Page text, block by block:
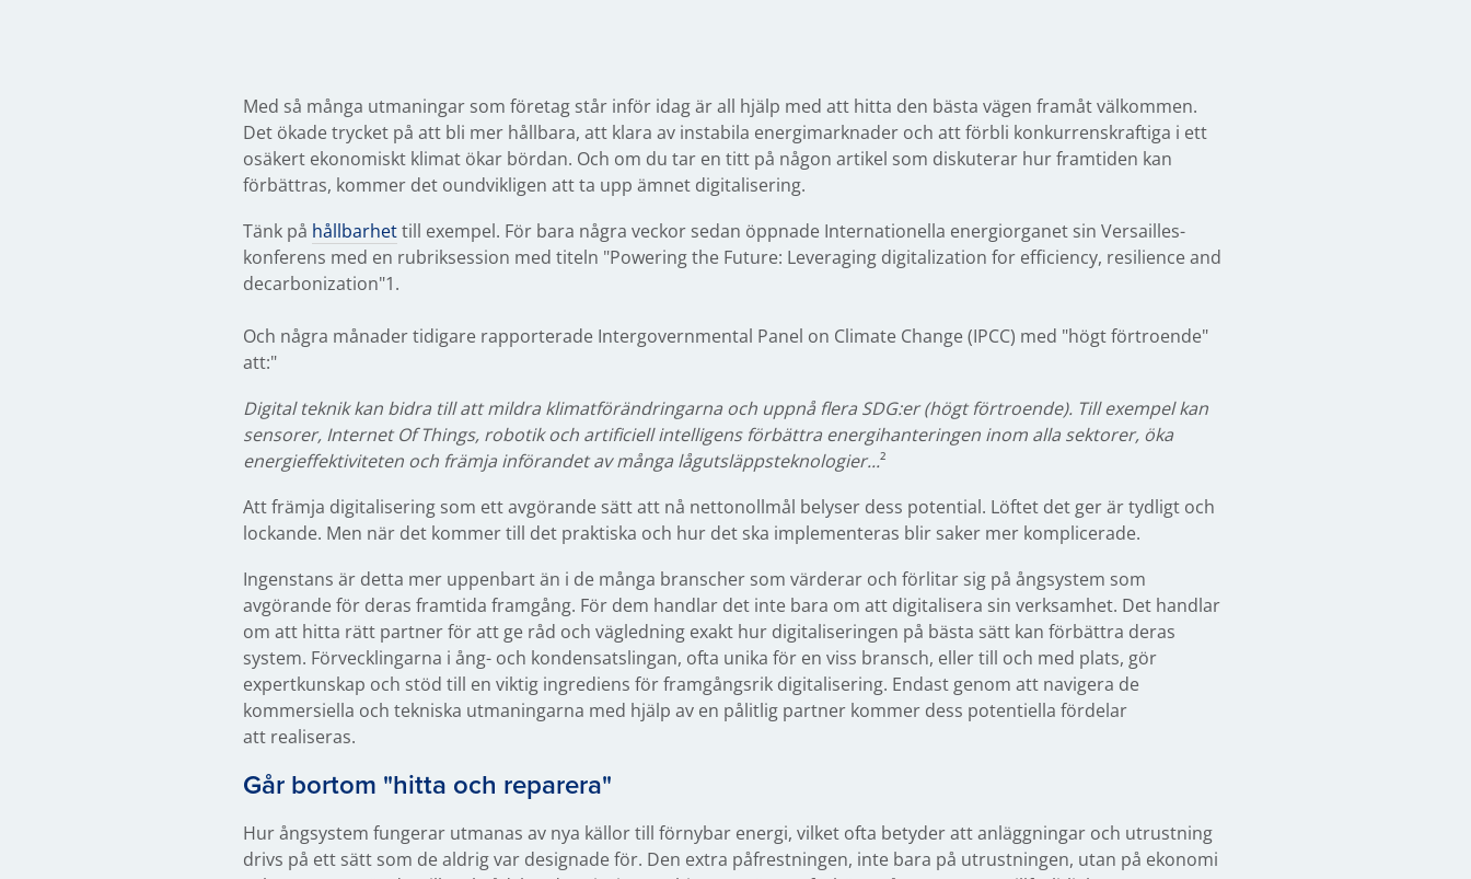
Med så många utmaningar som företag står inför idag är all hjälp med att hitta den bästa vägen framåt välkommen.
Det ökade trycket på att bli mer hållbara, att klara av instabila energimarknader och att förbli konkurrenskraftiga i ett
osäkert ekonomiskt klimat ökar bördan. Och om du tar en titt på någon artikel som diskuterar hur framtiden kan
förbättras, kommer det oundvikligen att ta upp ämnet digitalisering.
Tänk på hållbarhettill exempel. För bara några veckor sedan öppnade Internationella energiorganet sin Versailles-
konferens med en rubriksession med titeln "Powering the Future: Leveraging digitalization for efficiency, resilience and
decarbonization"1.
Och några månader tidigare rapporterade Intergovernmental Panel on Climate Change (IPCC) med "högt förtroende"
att:"
Digital teknik kan bidra till att mildra klimatförändringarna och uppnå flera SDG:er (högt förtroende). Till exempel kan
sensorer, Internet Of Things, robotik och artificiell intelligens förbättra energihanteringen inom alla sektorer, öka
energieffektiviteten och främja införandet av många lågutsläppsteknologier...²
Att främja digitalisering som ett avgörande sätt att nå nettonollmål belyser dess potential. Löftet det ger är tydligt och
lockande. Men när det kommer till det praktiska och hur det ska implementeras blir saker mer komplicerade.
Ingenstans är detta mer uppenbart än i de många branscher som värderar och förlitar sig på ångsystem som
avgörande för deras framtida framgång. För dem handlar det inte bara om att digitalisera sin verksamhet. Det handlar
om att hitta rätt partner för att ge råd och vägledning exakt hur digitaliseringen på bästa sätt kan förbättra deras
system. Förvecklingarna i ång- och kondensatslingan, ofta unika för en viss bransch, eller till och med plats, gör
expertkunskap och stöd till en viktig ingrediens för framgångsrik digitalisering. Endast genom att navigera de
kommersiella och tekniska utmaningarna med hjälp av en pålitlig partner kommer dess potentiella fördelar
att realiseras.
Går bortom "hitta och reparera"
Hur ångsystem fungerar utmanas av nya källor till förnybar energi, vilket ofta betyder att anläggningar och utrustning
drivs på ett sätt som de aldrig var designade för. Den extra påfrestningen, inte bara på utrustningen, utan på ekonomi